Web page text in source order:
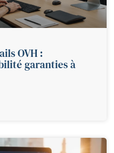
OVH :
garanties à